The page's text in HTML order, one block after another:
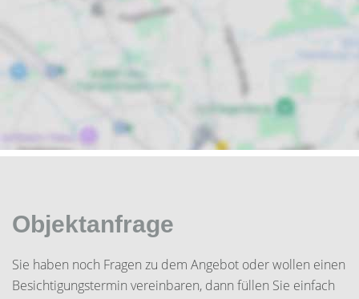
Objektanfrage
Sie haben noch Fragen zu dem Angebot oder wollen einen
Besichtigungstermin vereinbaren, dann füllen Sie einfach